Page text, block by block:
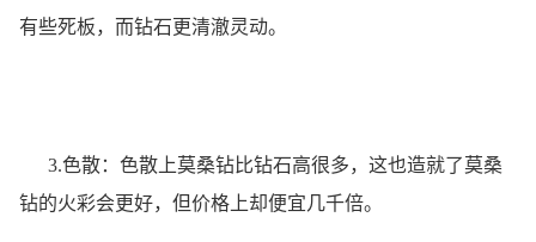
有些死板，而钻石更清澈灵动。
3.色散：色散上莫桑钻比钻石高很多，这也造就了莫桑
钻的火彩会更好，但价格上却便宜几千倍。